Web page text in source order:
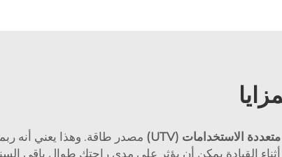
مصدر طاقة. وهذا يعني أنه
القيادة يمكن أن يؤثر على مدى راحتك طوال باقي